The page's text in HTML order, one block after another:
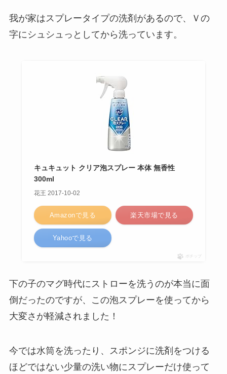
我が家はスプレータイプの洗剤があるので、Ｖの
字にシュシュっとしてから洗っています。
キュキュット クリア泡スプレー 本体 無香性
300ml
花王 2017-10-02
Amazonで見る 楽天市場で見る
Yahooで見る
ポチップ
下の子のマグ時代にストローを洗うのが本当に面
倒だったのですが、この泡スプレーを使ってから
大変さが軽減されました！
今では水筒を洗ったり、スポンジに洗剤をつける
ほどではない少量の洗い物にスプレーだけ使って